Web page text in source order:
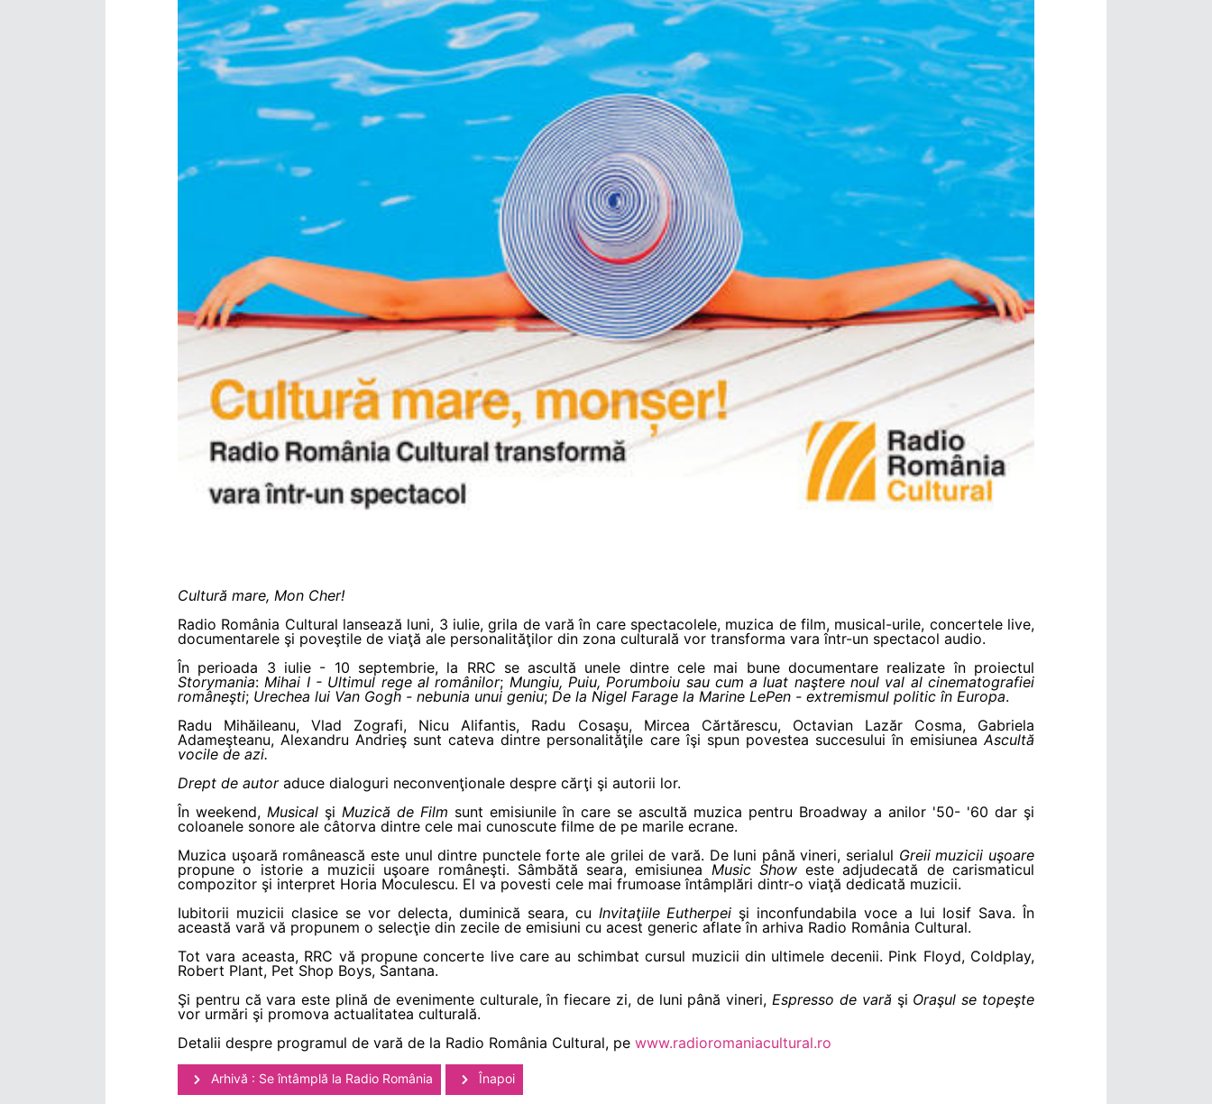
Cultură mare, Mon Cher!
Radio România Cultural lansează luni, 3 iulie, grila de vară în care spectacolele, muzica de film, musical-urile, concertele live,
documentarele şi poveştile de viaţă ale personalităţilor din zona culturală vor transforma vara într-un spectacol audio.
În perioada 3 iulie - 10 septembrie, la RRC se ascultă unele dintre cele mai bune documentare realizate în proiectul
Storymania:Mihai I - Ultimul rege al românilor; Mungiu, Puiu, Porumboiu sau cum a luat naştere noul val al cinematografiei
româneşti; Urechea lui Van Gogh - nebunia unui geniu; De la Nigel Farage la Marine LePen - extremismul politic în Europa.
Radu Mihăileanu, Vlad Zografi, Nicu Alifantis, Radu Cosaşu, Mircea Cărtărescu, Octavian Lazăr Cosma, Gabriela
Adameşteanu, Alexandru Andrieş sunt cateva dintre personalităţile care îşi spun povestea succesului în emisiuneaAscultă
vocile de azi.
Drept de autoraduce dialoguri neconvenţionale despre cărţi şi autorii lor.
În weekend, Musical şi Muzică de Film sunt emisiunile în care se ascultă muzica pentru Broadway a anilor '50- '60 dar şi
coloanele sonore ale câtorva dintre cele mai cunoscute filme de pe marile ecrane.
Muzica uşoară românească este unul dintre punctele forte ale grilei de vară. De luni până vineri, serialul Greii muzicii uşoare
propune o istorie a muzicii uşoare româneşti. Sâmbătă seara, emisiunea Music Showeste adjudecată de carismaticul
compozitor şi interpret Horia Moculescu. El va povesti cele mai frumoase întâmplări dintr-o viaţă dedicată muzicii.
Iubitorii muzicii clasice se vor delecta, duminică seara, cu Invitaţiile Eutherpei şi inconfundabila voce a lui Iosif Sava. În
această vară vă propunem o selecţie din zecile de emisiuni cu acest generic aflate în arhiva Radio România Cultural.
Tot vara aceasta, RRC vă propune concerte live care au schimbat cursul muzicii din ultimele decenii. Pink Floyd, Coldplay,
Robert Plant, Pet Shop Boys, Santana.
Şi pentru că vara este plină de evenimente culturale, în fiecare zi, de luni până vineri,Espresso de vară şi Oraşul se topeşte
vor urmări şi promova actualitatea culturală.
Detalii despre programul de vară de la Radio România Cultural, pe www.radioromaniacultural.ro
Arhivă : Se întâmplă la Radio România Înapoi